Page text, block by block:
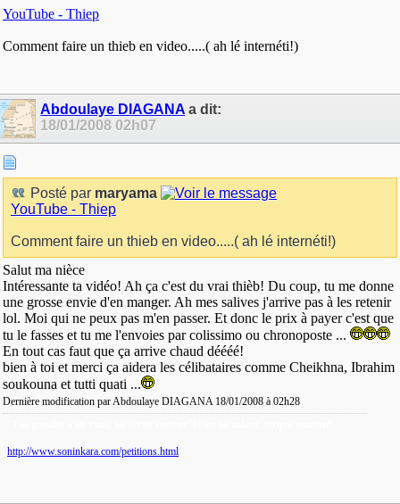
YouTube - Thiep
Comment faire un thieb en video.....( ah lé internéti!)
Abdoulaye DIAGANA a dit:
18/01/2008 02h07
Posté par maryama
YouTube - Thiep
Comment faire un thieb en video.....( ah lé internéti!)
Salut ma nièce
Intéressante ta vidéo! Ah ça c'est du vrai thièb! Du coup, tu me donne
une grosse envie d'en manger. Ah mes salives j'arrive pas à les retenir
lol. Moi qui ne peux pas m'en passer. Et donc le prix à payer c'est que
tu le fasses et tu me l'envoies par colissimo ou chronoposte ...
En tout cas faut que ça arrive chaud déééé!
bien à toi et merci ça aidera les célibataires comme Cheikhna, Ibrahim
soukouna et tutti quati ...
Dernière modification par Abdoulaye DIAGANA 18/01/2008 à 02h28
http://www.soninkara.com/petitions.html